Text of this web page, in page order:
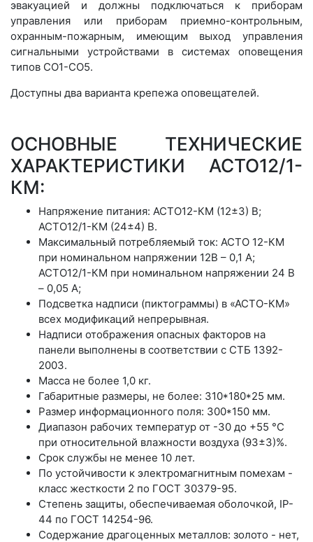
эвакуацией и должны подключаться к приборам
управления или приборам приемно-контрольным,
охранным-пожарным, имеющим выход управления
сигнальными устройствами в системах оповещения
типов СО1-СО5.
Доступны два варианта крепежа оповещателей.
ОСНОВНЫЕ ТЕХНИЧЕСКИЕ
ХАРАКТЕРИСТИКИ АСТО12/1-
КМ:
Напряжение питания: АСТО12-КМ (12±3) В;
АСТО12/1-КМ (24±4) В.
Максимальный потребляемый ток: АСТО 12-КМ
при номинальном напряжении 12В – 0,1 А;
АСТО12/1-КМ при номинальном напряжении 24 В
– 0,05 А;
Подсветка надписи (пиктограммы) в «АСТО-КМ»
всех модификаций непрерывная.
Надписи отображения опасных факторов на
панели выполнены в соответствии с СТБ 1392-
2003.
Масса не более 1,0 кг.
Габаритные размеры, не более: 310*180*25 мм.
Размер информационного поля: 300*150 мм.
Диапазон рабочих температур от -30 до +55 °С
при относительной влажности воздуха (93±3)%.
Срок службы не менее 10 лет.
По устойчивости к электромагнитным помехам -
класс жесткости 2 по ГОСТ 30379-95.
Степень защиты, обеспечиваемая оболочкой, IP-
44 по ГОСТ 14254-96.
Содержание драгоценных металлов: золото - нет,